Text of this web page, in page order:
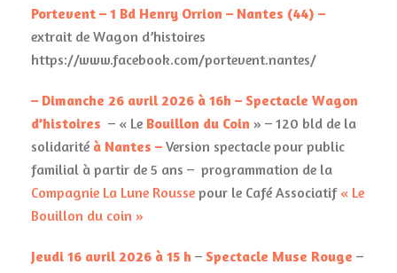
Portevent – 1 Bd Henry Orrion – Nantes (44) –
extrait de Wagon d’histoires
https://www.facebook.com/portevent.nantes/
– Dimanche 26 avril 2026 à 16h – Spectacle Wagon
d’histoires – « Le Bouillon du Coin » – 120 bld de la
solidarité à Nantes – Version spectacle pour public
familial à partir de 5 ans – programmation de la
Compagnie La Lune Rousse pour le Café Associatif « Le
Bouillon du coin »
Jeudi 16 avril 2026 à 15 h – Spectacle Muse Rouge –